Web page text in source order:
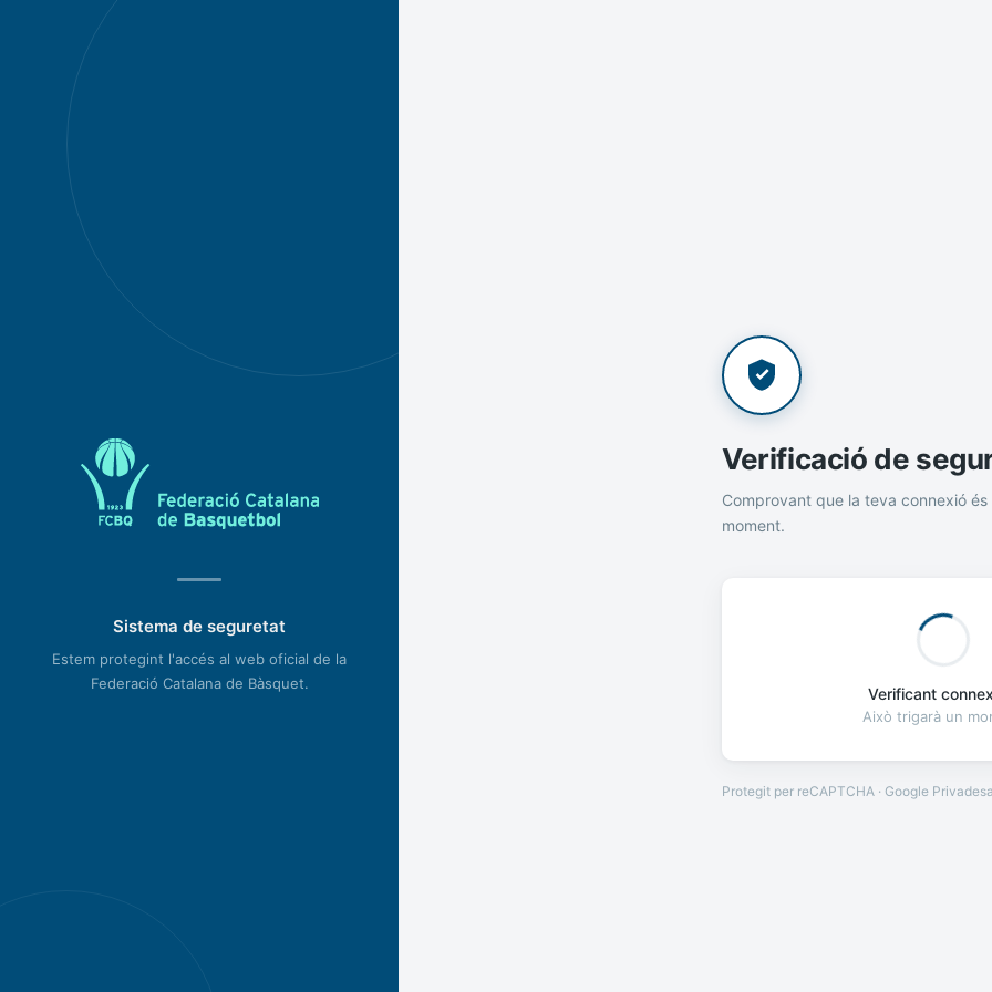
Sistema de seguretat
Estem protegint l'accés al web oficial de la
Federació Catalana de Bàsquet.
Verificació de
Comprovant que la teva connexió és
moment.
Verificant
Això trigarà un
Protegit per reCAPTCHA · Google Privadesa